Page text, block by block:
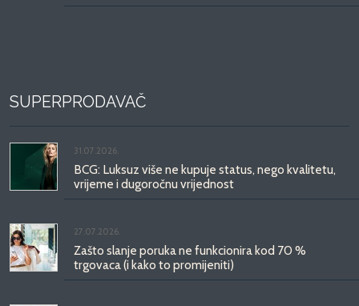
SUPERPRODAVAČ
31.07.2026.
BCG: Luksuz više ne kupuje status, nego kvalitetu,
vrijeme i dugoročnu vrijednost
27.07.2026.
Zašto slanje poruka ne funkcionira kod 70 %
trgovaca (i kako to promijeniti)